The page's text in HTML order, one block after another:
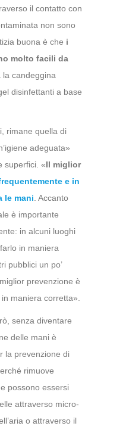
il contatto con
non sono
buona è che i
molto facili da
la candeggina
disinfettanti a base
rimane quella di
adeguata»
superfici. «Il miglior
e in
le mani . Accanto
è importante
in alcuni luoghi
in maniera
pubblici un po’
prevenzione è
maniera corretta».
senza diventare
delle mani è
la prevenzione di
rimuove
possono essersi
attraverso micro-
o attraverso il